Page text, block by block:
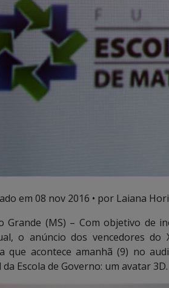
em 08 nov 2016 • por Laiana
Grande (MS) – Com objetivo de
o anúncio dos vencedores do
que acontece amanhã (9) no
Escola de Governo: um avatar 3D.